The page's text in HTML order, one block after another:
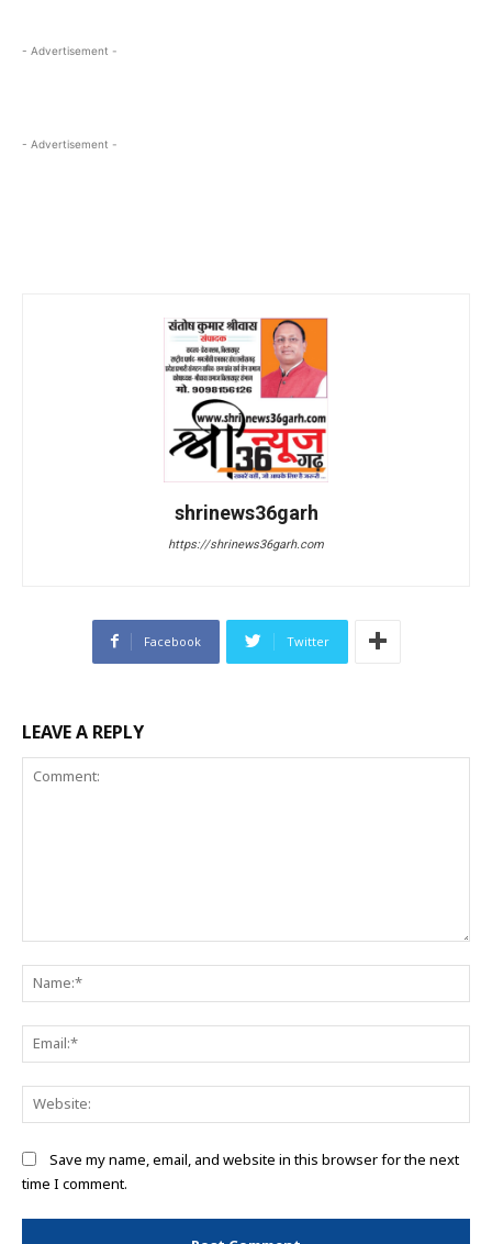
- Advertisement -
- Advertisement -
shrinews36garh
https://shrinews36garh.com
Facebook Twitter
LEAVE A REPLY
Save my name, email, and website in this browser for the next
time I comment.